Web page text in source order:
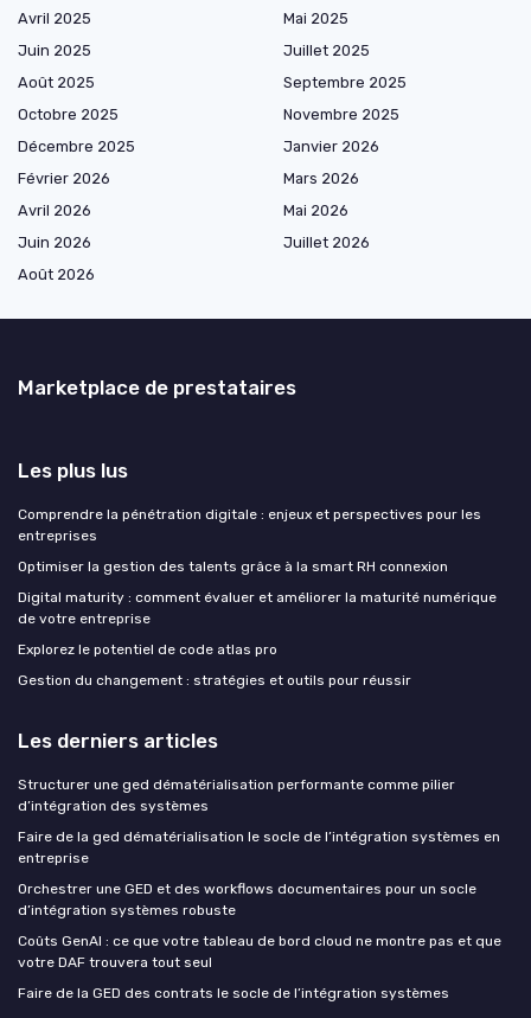
Avril 2025
Mai 2025
Juin 2025
Juillet 2025
Août 2025
Septembre 2025
Octobre 2025
Novembre 2025
Décembre 2025
Janvier 2026
Février 2026
Mars 2026
Avril 2026
Mai 2026
Juin 2026
Juillet 2026
Août 2026
Marketplace de prestataires
Les plus lus
Comprendre la pénétration digitale : enjeux et perspectives pour les
entreprises
Optimiser la gestion des talents grâce à la smart RH connexion
Digital maturity : comment évaluer et améliorer la maturité numérique
de votre entreprise
Explorez le potentiel de code atlas pro
Gestion du changement : stratégies et outils pour réussir
Les derniers articles
Structurer une ged dématérialisation performante comme pilier
d’intégration des systèmes
Faire de la ged dématérialisation le socle de l’intégration systèmes en
entreprise
Orchestrer une GED et des workflows documentaires pour un socle
d’intégration systèmes robuste
Coûts GenAI : ce que votre tableau de bord cloud ne montre pas et que
votre DAF trouvera tout seul
Faire de la GED des contrats le socle de l’intégration systèmes